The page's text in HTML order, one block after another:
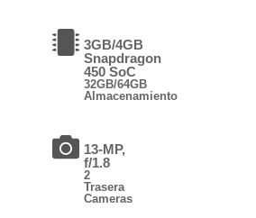
3GB/4GB
Snapdragon
450 SoC
32GB/64GB
Almacenamiento
13-MP,
f/1.8
2
Trasera
Cameras